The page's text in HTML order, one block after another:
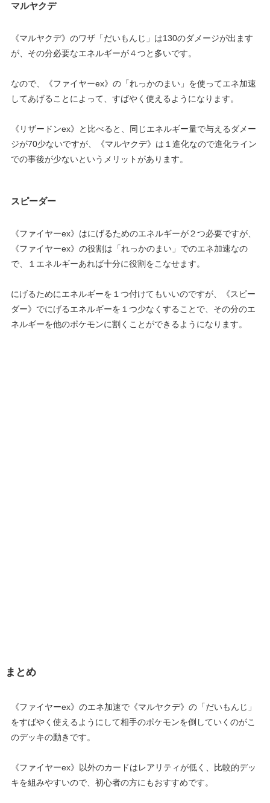
マルヤクデ
《マルヤクデ》のワザ「だいもんじ」は130のダメージが出ます
が、その分必要なエネルギーが４つと多いです。
なので、《ファイヤーex》の「れっかのまい」を使ってエネ加速
してあげることによって、すばやく使えるようになります。
《リザードンex》と比べると、同じエネルギー量で与えるダメー
ジが70少ないですが、《マルヤクデ》は１進化なので進化ライン
での事後が少ないというメリットがあります。
スピーダー
《ファイヤーex》はにげるためのエネルギーが２つ必要ですが、
《ファイヤーex》の役割は「れっかのまい」でのエネ加速なの
で、１エネルギーあれば十分に役割をこなせます。
にげるためにエネルギーを１つ付けてもいいのですが、《スピー
ダー》でにげるエネルギーを１つ少なくすることで、その分のエ
ネルギーを他のポケモンに割くことができるようになります。
まとめ
《ファイヤーex》のエネ加速で《マルヤクデ》の「だいもんじ」
をすばやく使えるようにして相手のポケモンを倒していくのがこ
のデッキの動きです。
《ファイヤーex》以外のカードはレアリティが低く、比較的デッ
キを組みやすいので、初心者の方にもおすすめです。